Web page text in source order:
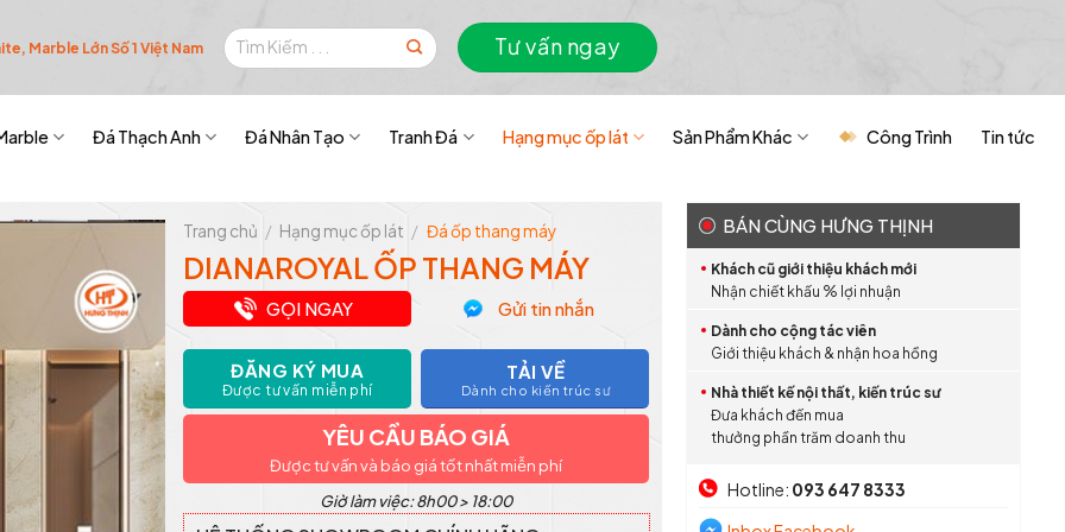
Marble Lớn Số 1 Việt Nam
Tìm
kiếm:
Tư vấn ngay
Đá Thạch Anh Đá Nhân Tạo Tranh Đá Hạng mục ốp lát Sản Phẩm Khác Công Trình Tin tức
BÁN CÙNG HƯNG THỊNH
Khách cũ giới thiệu khách mới
Nhận chiết khấu % lợi nhuận
Dành cho cộng tác viên
Giới thiệu khách & nhận hoa hồng
Nhà thiết kế nội thất, kiến trúc sư
Đưa khách đến mua
thưởng phần trăm doanh thu
Hotline: 093 647 8333
Trang chủ / Hạng mục ốp lát / Đá ốp thang máy
DIANAROYAL ỐP THANG MÁY
GỌI NGAY Gửi tin nhắn
ĐĂNG KÝ MUA
Được tư vấn miễn phí
TẢI VỀ
Dành cho kiến trúc sư
YÊU CẦU BÁO GIÁ
Được tư vấn và báo giá tốt nhất miễn phí
Giờ làm việc: 8h00 > 18:00